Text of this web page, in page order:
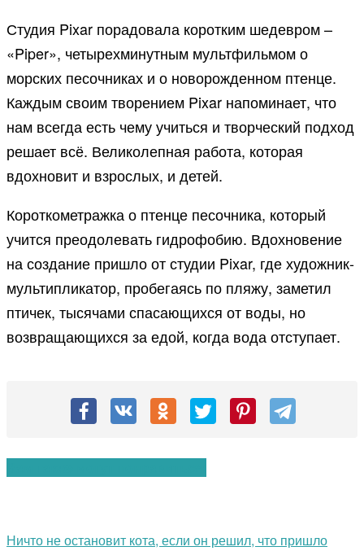
Студия Pixar порадовала коротким шедевром –
«Piper», четырехминутным мультфильмом о
морских песочниках и о новорожденном птенце.
Каждым своим творением Pixar напоминает, что
нам всегда есть чему учиться и творческий подход
решает всё. Великолепная работа, которая
вдохновит и взрослых, и детей.
Короткометражка о птенце песочника, который
учится преодолевать гидрофобию. Вдохновение
на создание пришло от студии Pixar, где художник-
мультипликатор, пробегаясь по пляжу, заметил
птичек, тысячами спасающихся от воды, но
возвращающихся за едой, когда вода отступает.
Ничто не остановит кота, если он решил, что пришло